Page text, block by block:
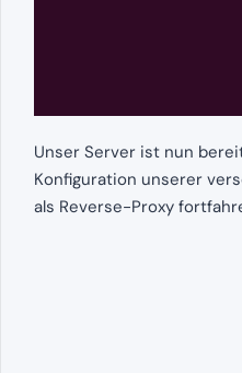
Unser Server ist nun
Konfiguration unserer
als Reverse-Proxy